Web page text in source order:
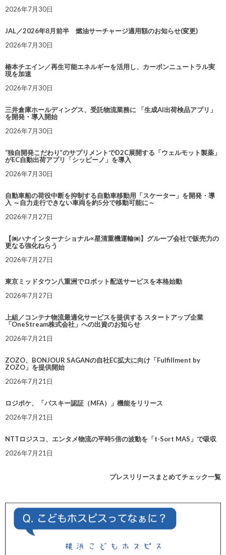
2026年7月30日
JAL／2026年8月前半 燃油サーチャージ適用額のお知らせ(変更)
2026年7月30日
椿本チエイン／再生可能エネルギーを活用し、カーボンニュートラル実
現を加速
2026年7月30日
三井倉庫ホールディングス、受託物流業務に 「生成AI出荷検品アプリ」
を開発・導入開始
2026年7月30日
“独自開発こだわり”のサプリメントでD2C展開する「ウェルモット製薬」
がEC自動出荷アプリ「シッピーノ」を導入
2026年7月30日
自動車船の荷役中断を抑制する自動車移動用「スケーター」を開発・導
入 ～自力走行できない車両を約5分で移動可能に～
2026年7月27日
【㈱ハナインターナショナル×星清重機運輸㈱】グループ会社で販売力の
更なる強化ねらう
2026年7月27日
東京ミッドタウン八重洲でロボット配送サービスを本格始動
2026年7月27日
上組／コンテナ物流最適化サービスを提供する スタートアップ企業
「OneStream株式会社」への出資のお知らせ
2026年7月21日
ZOZO、BONJOUR SAGANの自社EC拡大に向け「Fulfillment by
ZOZO」を提供開始
2026年7月21日
ロジポケ、「パスキー認証（MFA）」機能をリリース
2026年7月21日
NTTロジスコ、エンタメ物流の平時5倍の波動を「t-Sort MAS」で吸収
2026年7月21日
プレスリリースまとめてチェック一覧